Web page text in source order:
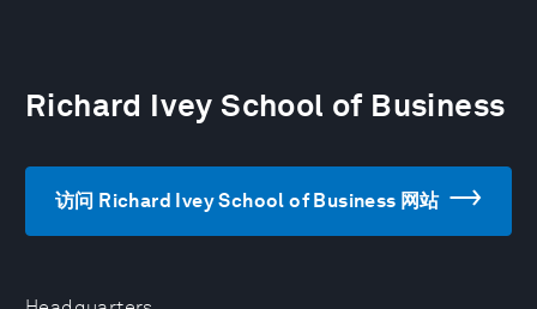
Richard Ivey School of Business
访问 Richard Ivey School of Business 网站